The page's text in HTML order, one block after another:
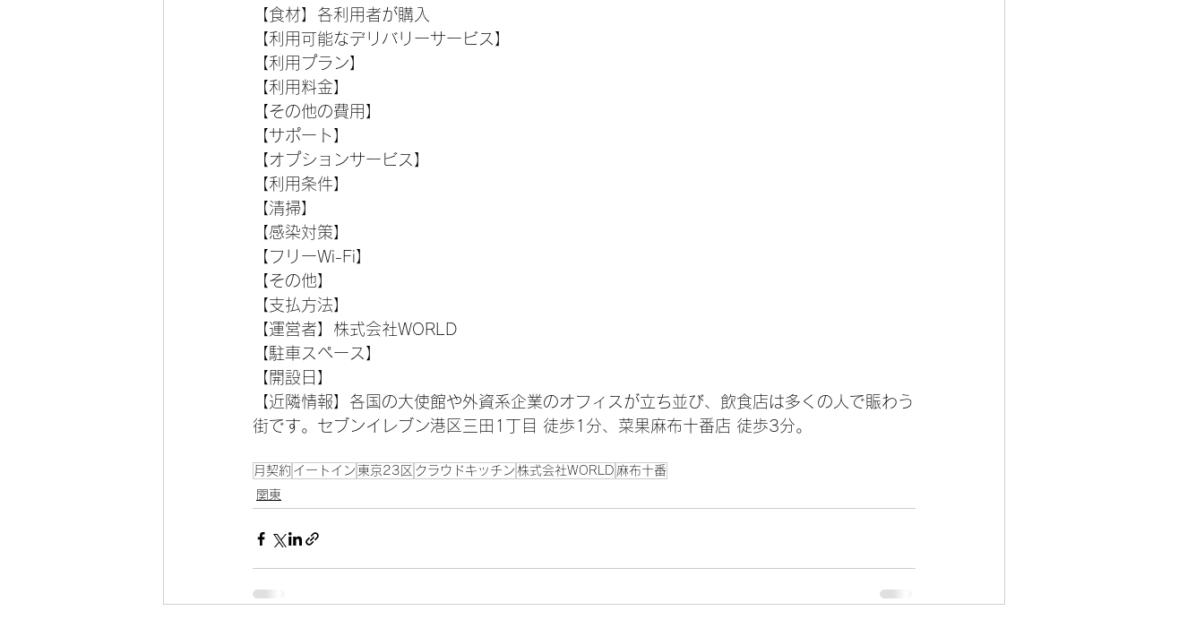
【食材】各利用者が購入
【利用可能なデリバリーサービス】
【利用プラン】
【利用料金】
【その他の費用】
【サポート】
【オプションサービス】
【利用条件】
【清掃】
【感染対策】
【フリーWi-Fi】
【その他】
【支払方法】
【運営者】株式会社WORLD
【駐車スペース】
【開設日】
【近隣情報】各国の大使館や外資系企業のオフィスが立ち並び、飲食店は多くの人で賑わう
街です。セブンイレブン港区三田1丁目 徒歩1分、菜果麻布十番店 徒歩3分。
月契約 イートイン 東京23区 クラウドキッチン 株式会社WORLD 麻布十番
関東